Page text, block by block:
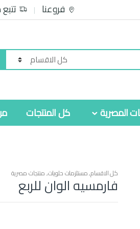
فروعنا
المصرية كل المنتجات
كل الاقسام,مستلزمات حلويات,منتجات مصرية
فارمسيه الوان للربع